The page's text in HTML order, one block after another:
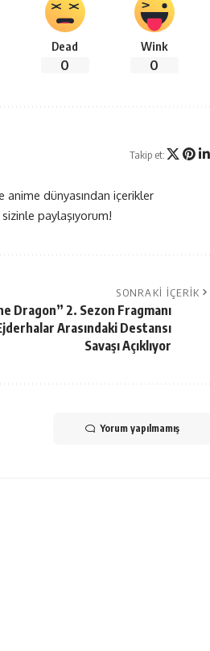
Dead
0
Wink
0
Takip et:
anime dünyasından içerikler
paylaşıyorum!
SONRAKI İÇERIK
Dragon” 2. Sezon Fragmanı
Arasındaki Destansı
Savaşı Açıklıyor
Yorum yapılmamış